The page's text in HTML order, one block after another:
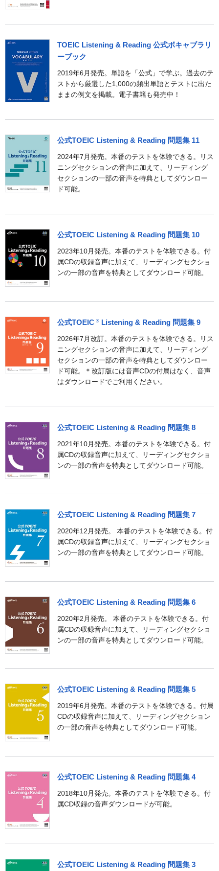
TOEIC Listening & Reading 公式ボキャブラリ
ーブック
2019年6月発売。単語を「公式」で学ぶ。過去のテ
ストから厳選した1,000の頻出単語とテストに出た
ままの例文を掲載。電子書籍も発売中！
公式TOEIC Listening & Reading 問題集 11
2024年7月発売。本番のテストを体験できる。リス
ニングセクションの音声に加えて、リーディング
セクションの一部の音声を特典としてダウンロー
ド可能。
公式TOEIC Listening & Reading 問題集 10
2023年10月発売。本番のテストを体験できる。付
属CDの収録音声に加えて、リーディングセクショ
ンの一部の音声を特典としてダウンロード可能。
公式TOEIC ®Listening & Reading 問題集 9
2026年7月改訂。本番のテストを体験できる。リス
ニングセクションの音声に加えて、リーディング
セクションの一部の音声を特典としてダウンロー
ド可能。＊改訂版には音声CDの付属はなく、音声
はダウンロードでご利用ください。
公式TOEIC Listening & Reading 問題集 8
2021年10月発売。本番のテストを体験できる。付
属CDの収録音声に加えて、リーディングセクショ
ンの一部の音声を特典としてダウンロード可能。
公式TOEIC Listening & Reading 問題集 7
2020年12月発売。 本番のテストを体験できる。付
属CDの収録音声に加えて、リーディングセクショ
ンの一部の音声を特典としてダウンロード可能。
公式TOEIC Listening & Reading 問題集 6
2020年2月発売。 本番のテストを体験できる。付
属CDの収録音声に加えて、リーディングセクショ
ンの一部の音声を特典としてダウンロード可能。
公式TOEIC Listening & Reading 問題集 5
2019年6月発売。本番のテストを体験できる。付属
CDの収録音声に加えて、リーディングセクション
の一部の音声を特典としてダウンロード可能。
公式TOEIC Listening & Reading 問題集 4
2018年10月発売。本番のテストを体験できる。付
属CD収録の音声ダウンロードが可能。
公式TOEIC Listening & Reading 問題集 3